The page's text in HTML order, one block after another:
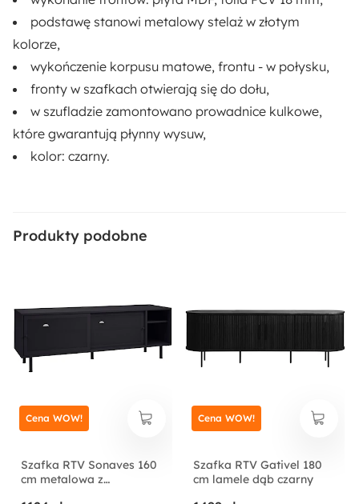
Rodzaj:
Stojący
Długość:
36.8 cm
Funkcje:
Metal Płyta meblowa
podstawę stanowi metalowy stelaż w złotym
kolorze,
wykończenie korpusu matowe, frontu - w połysku,
fronty w szafkach otwierają się do dołu,
w szufladzie zamontowano prowadnice kulkowe,
które gwarantują płynny wysuw,
kolor: czarny.
Produkty podobne
Szafka RTV Sonaves 160
cm metalowa z
Cena WOW!
Szafka RTV Gativel 180
cm lamele dąb czarny
Cena WOW!